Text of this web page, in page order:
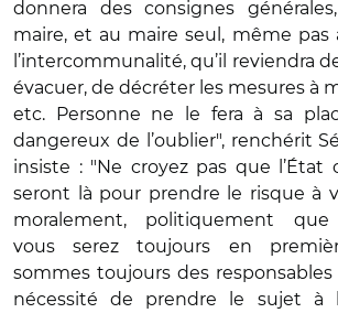
donnera des consignes
maire, et au maire seul, même
l’intercommunalité, qu’il reviendra
évacuer, de décréter les mesures à
etc. Personne ne le fera à sa
dangereux de l’oublier", renchérit
insiste : "Ne croyez pas que l’État
seront là pour prendre le risque à
moralement, politiquement que
vous serez toujours en
sommes toujours des responsables
nécessité de prendre le sujet à